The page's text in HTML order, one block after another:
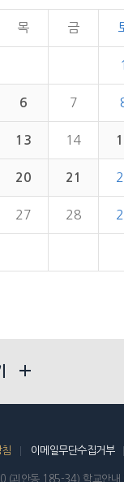
목 금
1
6 7
13 14
20 21
27 28
이메일무단수집거부
(괴안동 185-34) 학교안